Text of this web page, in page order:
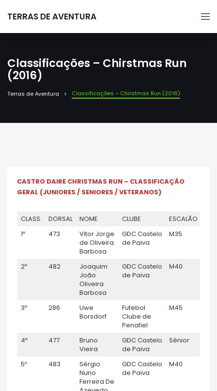
TERRAS DE AVENTURA
Classificações – Chirstmas Run
(2016)
Terras de Aventura Classificações – Chirstmas Run (2016)
CASTRO DAIRE CHRISTMAS RUN – CLASSIFICAÇÃO
GERAL (JUNIORES / SENIORES / VETERANOS)
CLASS. DORSAL NOME CLUBE ESCALÃO
1º
473
Vitor Jorge
de Oliveira
Barbosa
GDC Castelo
de Paiva
M35
2º 482
Joaquim
João
Oliveira
Barbosa
GDC Castelo
de Paiva
M40
3º 286
Uwe
Borsdorf
Futebol
Clube de
Penafiel
M45
4º 477
Bruno
Vieira
GDC Castelo
de Paiva
Sénior
5º 483
Sérgio
Nuno
Ferreira De
GDC Castelo
de Paiva
M40